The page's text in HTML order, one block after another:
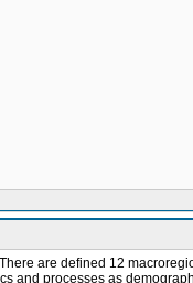
are defined 12
and processes as